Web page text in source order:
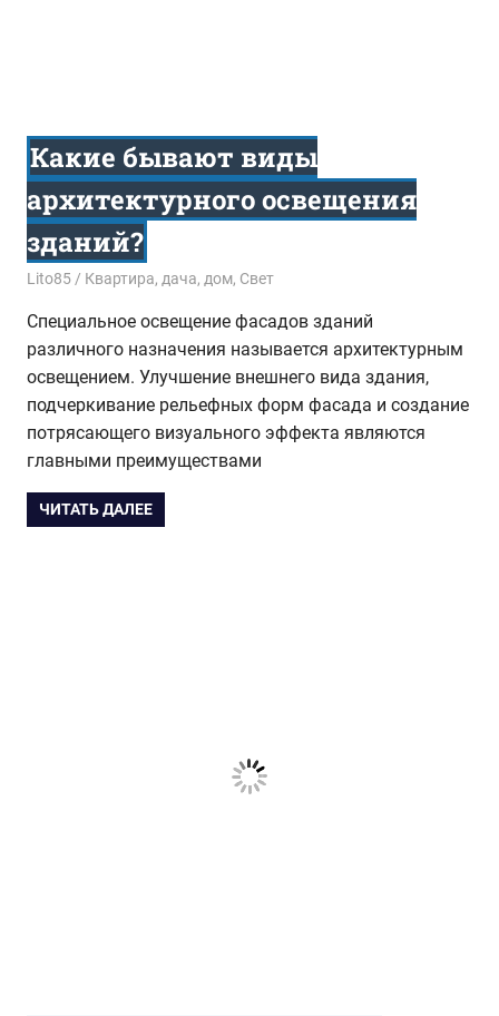
Какие бывают виды
архитектурного освещения
зданий?
13.03.2017
Lito85 Квартира, дача, дом, Свет
Специальное освещение фасадов зданий
различного назначения называется архитектурным
освещением. Улучшение внешнего вида здания,
подчеркивание рельефных форм фасада и создание
потрясающего визуального эффекта являются
главными преимуществами
ЧИТАТЬ ДАЛЕЕ